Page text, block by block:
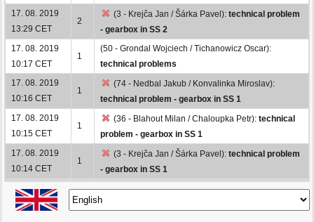
17. 08. 2019
13:29 CET
2
(3 - Krejča Jan / Šárka Pavel): technical problem
- gearbox in SS 2
17. 08. 2019
10:17 CET
1
(50 - Grondal Wojciech / Tichanowicz Oscar):
technical problems
17. 08. 2019
10:16 CET
1
(74 - Nedbal Jakub / Konvalinka Miroslav):
technical problem - gearbox in SS 1
17. 08. 2019
10:15 CET
1
(36 - Blahout Milan / Chaloupka Petr): technical
problem - gearbox in SS 1
17. 08. 2019
10:14 CET
1
(3 - Krejča Jan / Šárka Pavel): technical problem
- gearbox in SS 1